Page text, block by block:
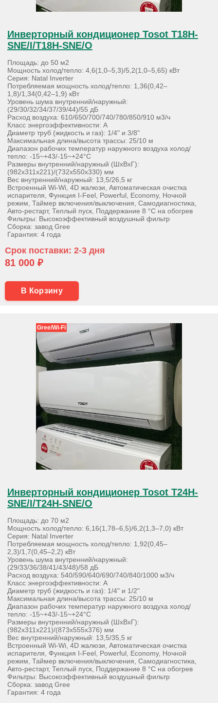
Инверторный кондиционер Tosot T18H-
SNE/I/T18H-SNE/O
Площадь: до 50 м2
Мощность холод/тепло: 4,6(1,0–5,3)/5,2(1,0–5,65) кВт
Серия: Natal Inverter
Потребляемая мощность холод/тепло: 1,36(0,42–
1,8)/1,34(0,42–1,9) кВт
Уровень шума внутренний/наружный:
(29/30/32/34/37/39/44)/55 дБ
Расход воздуха: 610/650/700/740/780/850/910 м3/ч
Класс энергоэффективности: А
Диаметр труб (жидкость и газ): 1/4" и 3/8"
Максимальная длина/высота трассы: 25/10 м
Диапазон рабочих температур наружного воздуха холод/
тепло: -15~+43/-15~+24°С
Размеры внутренний/наружный (ШхВхГ):
(982х311х221)/(732х550х330) мм
Вес внутренний/наружный: 13,5/26,5 кг
Встроенный Wi-Wi, 4D жалюзи, Автоматическая очистка
испарителя, Функция I-Feel, Powerful, Economy, Ночной
режим, Таймер включения/выключения, Самодиагностика,
Авто-рестарт, Теплый пуск, Поддержание 8 °С на обогрев
Фильтры: Высокоэффективный воздушный фильтр
Сборка: завод Gree
Гарантия: 4 года
Срок поставки: 2-3 дня
81 000 ₽
В Корзину
Gree/Wi-Fi
Инверторный кондиционер Tosot T24H-
SNE/I/T24H-SNE/O
Площадь: до 70 м2
Мощность холод/тепло: 6,16(1,78–6,5)/6,2(1,3–7,0) кВт
Серия: Natal Inverter
Потребляемая мощность холод/тепло: 1,92(0,45–
2,3)/1,7(0,45–2,2) кВт
Уровень шума внутренний/наружный:
(29/33/36/38/41/43/48)/58 дБ
Расход воздуха: 540/590/640/690/740/840/1000 м3/ч
Класс энергоэффективности: А
Диаметр труб (жидкость и газ): 1/4" и 1/2"
Максимальная длина/высота трассы: 25/10 м
Диапазон рабочих температур наружного воздуха холод/
тепло: -15~+43/-15~+24°С
Размеры внутренний/наружный (ШхВхГ):
(982х311х221)/(873х555х376) мм
Вес внутренний/наружный: 13,5/35,5 кг
Встроенный Wi-Wi, 4D жалюзи, Автоматическая очистка
испарителя, Функция I-Feel, Powerful, Economy, Ночной
режим, Таймер включения/выключения, Самодиагностика,
Авто-рестарт, Теплый пуск, Поддержание 8 °С на обогрев
Фильтры: Высокоэффективный воздушный фильтр
Сборка: завод Gree
Гарантия: 4 года